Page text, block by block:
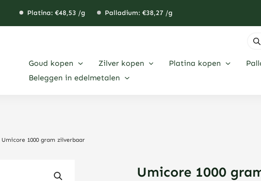
Platina: €48,53 /g Palladium: €38,27 /g
Goud kopen Zilver kopen Platina kopen
Beleggen in edelmetalen
Umicore 1000 gram zilverbaar
Umicore 1000